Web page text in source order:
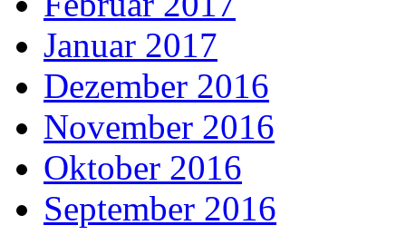
Januar 2017
Dezember 2016
November 2016
Oktober 2016
September 2016